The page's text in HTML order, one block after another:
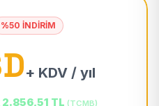
%50 İNDİRİM
+ KDV / yıl
2.856,51 TL (TCMB)